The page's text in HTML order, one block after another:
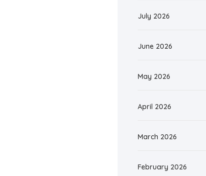
July 2026
June 2026
May 2026
April 2026
March 2026
February 2026